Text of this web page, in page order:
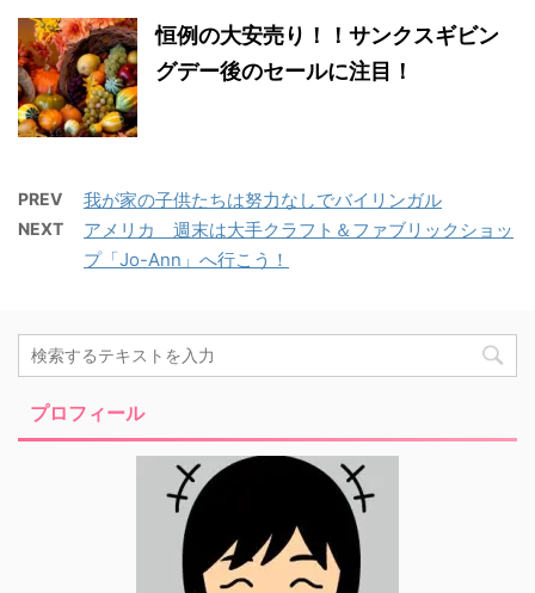
恒例の大安売り！！サンクスギビン
グデー後のセールに注目！
PREV 我が家の子供たちは努力なしでバイリンガル
NEXT
アメリカ 週末は大手クラフト＆ファブリックショッ
プ「Jo-Ann」へ行こう！
プロフィール